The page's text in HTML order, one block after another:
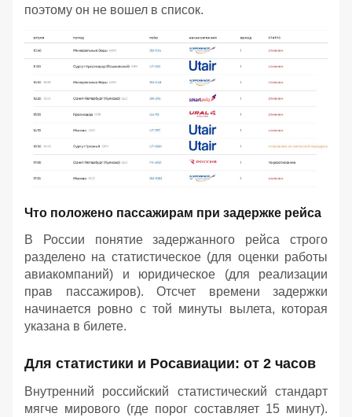
поэтому он не вошел в список.
Что положено пассажирам при задержке рейса
В России понятие задержанного рейса строго
разделено на статистическое (для оценки работы
авиакомпаний) и юридическое (для реализации
прав пассажиров). Отсчет времени задержки
начинается ровно с той минуты вылета, которая
указана в билете.
Для статистики и Росавиации: от 2 часов
Внутренний российский статистический стандарт
мягче мирового (где порог составляет 15 минут).